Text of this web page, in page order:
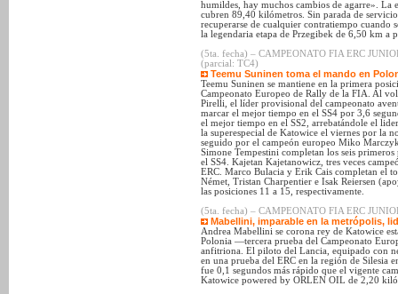
humildes, hay muchos cambios de agarre». La
cubren 89,40 kilómetros. Sin parada de
recuperarse de cualquier contratiempo cuando
la legendaria etapa de Przegibek de 6,50 km a
(5ta. fecha) – CAMPEONATO FIA ERC
(parcial: TC4)
Teemu Suninen toma el mando en
Teemu Suninen se mantiene en la primera
Campeonato Europeo de Rally de la FIA. Al
Pirelli, el líder provisional del campeonato
marcar el mejor tiempo en el SS4 por 3,6
el mejor tiempo en el SS2, arrebatándole el
la superespecial de Katowice el viernes por la
seguido por el campeón europeo Miko
Simone Tempestini completan los seis primeros
el SS4. Kajetan Kajetanowicz, tres veces
ERC. Marco Bulacia y Erik Cais completan el
Német, Tristan Charpentier e Isak Reiersen
las posiciones 11 a 15, respectivamente.
(5ta. fecha) – CAMPEONATO FIA ERC
Mabellini, imparable en la metrópolis,
Andrea Mabellini se corona rey de Katowice
Polonia —tercera prueba del Campeonato
anfitriona. El piloto del Lancia, equipado con
en una prueba del ERC en la región de
fue 0,1 segundos más rápido que el vigente
Katowice powered by ORLEN OIL de 2,20